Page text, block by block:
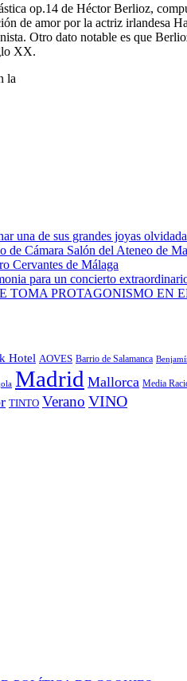
op.14 de Héctor Berlioz,
de amor por la actriz irlandesa
Otro dato notable es que
XX.
la
una de sus grandes joyas
Cámara Salón del Ateneo de
Cervantes de Málaga
para un concierto
PROTAGONISMO EN
Hotel AOVES Barrio de Salamanca
Madrid Mallorca Media
TINTO Verano VINO